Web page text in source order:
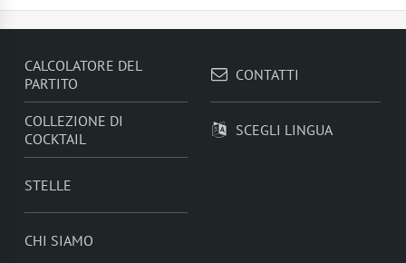
CALCOLATORE DEL
PARTITO
COLLEZIONE DI
COCKTAIL
STELLE
CHI SIAMO
CONTATTI
SCEGLI LINGUA